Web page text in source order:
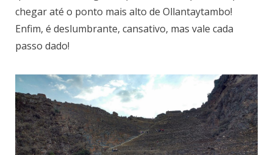
chegar até o ponto mais alto de Ollantaytambo!
Enfim, é deslumbrante, cansativo, mas vale cada
passo dado!